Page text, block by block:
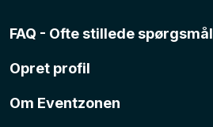
FAQ - Ofte stillede spørgsmål
Opret profil
Om Eventzonen